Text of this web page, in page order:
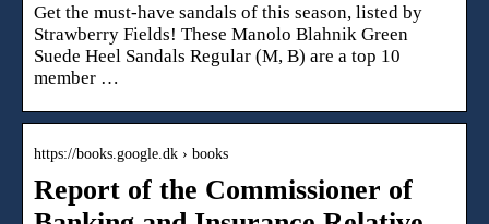
Get the must-have sandals of this season, listed by
Strawberry Fields! These Manolo Blahnik Green
Suede Heel Sandals Regular (M, B) are a top 10
member …
https://books.google.dk › books
Report of the Commissioner of